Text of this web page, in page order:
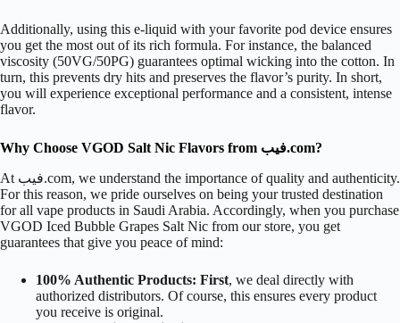
Additionally, using this e-liquid with your favorite pod device ensures
you get the most out of its rich formula. For instance, the balanced
viscosity (50VG/50PG) guarantees optimal wicking into the cotton. In
turn, this prevents dry hits and preserves the flavor’s purity. In short,
you will experience exceptional performance and a consistent, intense
flavor.
Why Choose VGOD Salt Nic Flavors from فيب.com?
At فيب.com, we understand the importance of quality and authenticity.
For this reason, we pride ourselves on being your trusted destination
for all vape products in Saudi Arabia. Accordingly, when you purchase
VGOD Iced Bubble Grapes Salt Nic from our store, you get
guarantees that give you peace of mind:
100% Authentic Products: First, we deal directly with
authorized distributors. Of course, this ensures every product
you receive is original.